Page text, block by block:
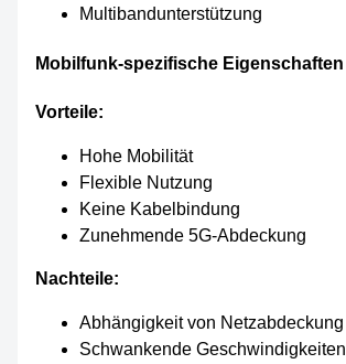
Multibandunterstützung
Mobilfunk-spezifische Eigenschaften
Vorteile:
Hohe Mobilität
Flexible Nutzung
Keine Kabelbindung
Zunehmende 5G-Abdeckung
Nachteile:
Abhängigkeit von Netzabdeckung
Schwankende Geschwindigkeiten